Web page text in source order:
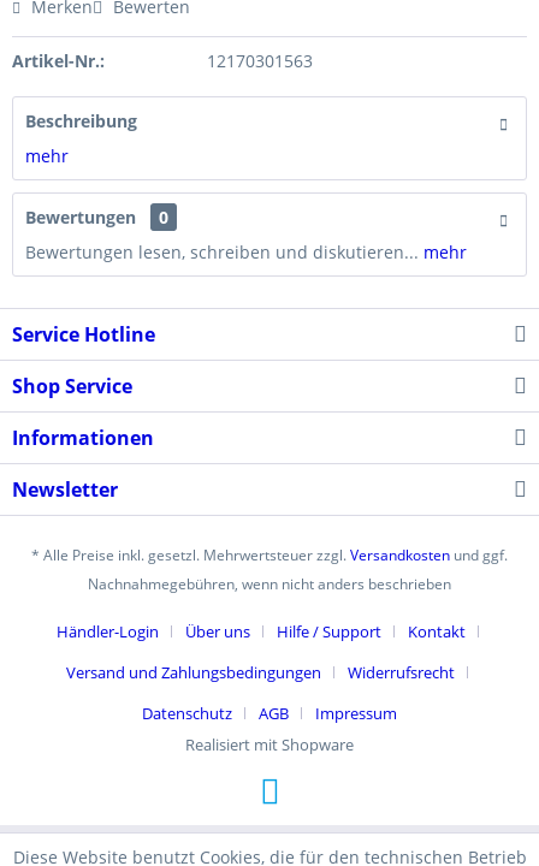
Merken Bewerten
Artikel-Nr.: 12170301563
Beschreibung
mehr
Bewertungen
0
Bewertungen lesen, schreiben und diskutieren... mehr
Service Hotline
Shop Service
Informationen
Newsletter
* Alle Preise inkl. gesetzl. Mehrwertsteuer zzgl.Versandkosten und ggf.
Nachnahmegebühren, wenn nicht anders beschrieben
Händler-Login Über uns Hilfe / Support
Kontakt
Versand und Zahlungsbedingungen
Widerrufsrecht
Datenschutz
AGB
Impressum
Realisiert mit Shopware
Diese Website benutzt Cookies, die für den technischen Betrieb